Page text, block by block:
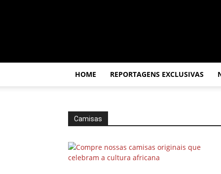
HOME REPORTAGENS EXCLUSIVAS
Camisas